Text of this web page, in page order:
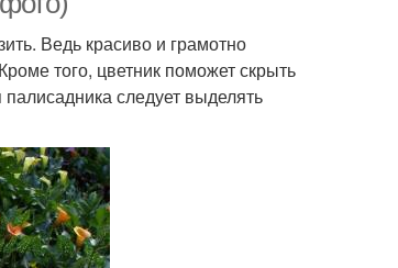
Ведь красиво и грамотно
того, цветник поможет скрыть
следует выделять